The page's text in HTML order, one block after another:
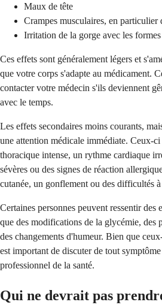
Maux de tête
Crampes musculaires, en particulier
Irritation de la gorge avec les
Ces effets sont généralement légers et
que votre corps s'adapte au médicament.
contacter votre médecin s'ils deviennent
avec le temps.
Les effets secondaires moins courants,
une attention médicale immédiate. Ceux-
thoracique intense, un rythme cardiaque
sévères ou des signes de réaction
cutanée, un gonflement ou des difficultés à
Certaines personnes peuvent ressentir des
que des modifications de la glycémie, des
des changements d'humeur. Bien que
est important de discuter de tout
professionnel de la santé.
Qui ne devrait pas